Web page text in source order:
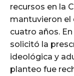
recursos en la
mantuvieron
cuatro años.
solicitó la
ideológica y
planteo fue